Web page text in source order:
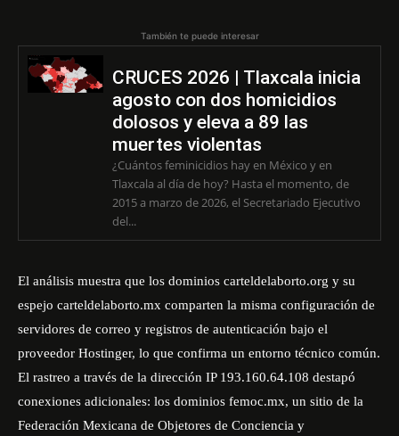
También te puede interesar
CRUCES 2026 | Tlaxcala inicia
agosto con dos homicidios
dolosos y eleva a 89 las
muertes violentas
¿Cuántos feminicidios hay en México y en
Tlaxcala al día de hoy? Hasta el momento, de
2015 a marzo de 2026, el Secretariado Ejecutivo
del...
El análisis muestra que los dominios carteldelaborto.org y su
espejo carteldelaborto.mx comparten la misma configuración de
servidores de correo y registros de autenticación bajo el
proveedor Hostinger, lo que confirma un entorno técnico común.
El rastreo a través de la dirección IP 193.160.64.108 destapó
conexiones adicionales: los dominios femoc.mx, un sitio de la
Federación Mexicana de Objetores de Conciencia y